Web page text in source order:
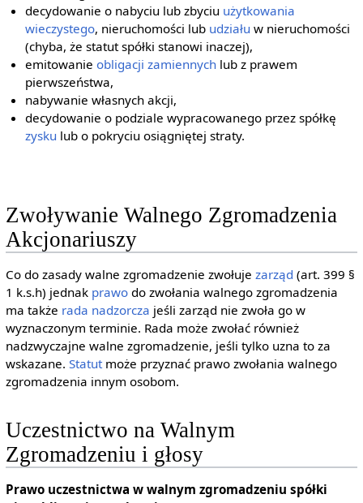
decydowanie o nabyciu lub zbyciu użytkowania
wieczystego, nieruchomości lub udziału w nieruchomości
(chyba, że statut spółki stanowi inaczej),
emitowanieobligacji zamiennych lub z prawem
pierwszeństwa,
nabywanie własnych akcji,
decydowanie o podziale wypracowanego przez spółkę
zysku lub o pokryciu osiągniętej straty.
Zwoływanie Walnego Zgromadzenia
Akcjonariuszy
Co do zasady walne zgromadzenie zwołuje zarząd (art. 399 §
1 k.s.h) jednak prawodo zwołania walnego zgromadzenia
ma także rada nadzorcza jeśli zarząd nie zwoła go w
wyznaczonym terminie. Rada może zwołać również
nadzwyczajne walne zgromadzenie, jeśli tylko uzna to za
wskazane. Statutmoże przyznać prawo zwołania walnego
zgromadzenia innym osobom.
Uczestnictwo na Walnym
Zgromadzeniu i głosy
Prawo uczestnictwa w walnym zgromadzeniu spółki